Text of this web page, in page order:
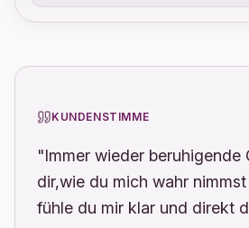
KUNDENSTIMME
"Immer wieder beruhigende
dir,wie du mich wahr
fühle du mir klar und direkt